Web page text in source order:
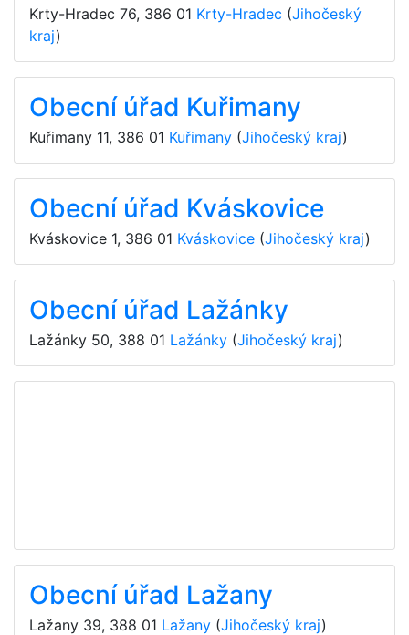
Krty-Hradec 76, 386 01 Krty-Hradec (Jihočeský
kraj)
Obecní úřad Kuřimany
Kuřimany 11, 386 01 Kuřimany (Jihočeský kraj)
Obecní úřad Kváskovice
Kváskovice 1, 386 01 Kváskovice (Jihočeský kraj)
Obecní úřad Lažánky
Lažánky 50, 388 01 Lažánky (Jihočeský kraj)
Obecní úřad Lažany
Lažany 39, 388 01 Lažany (Jihočeský kraj)